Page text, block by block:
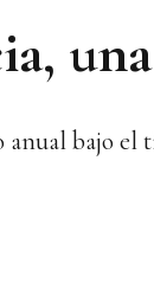
anual bajo el